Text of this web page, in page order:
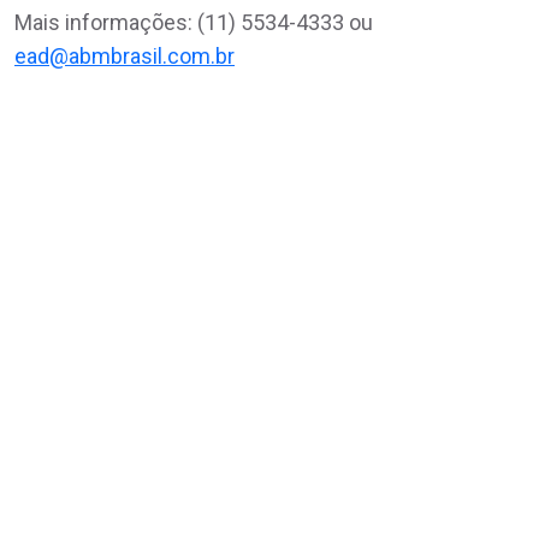
Mais informações: (11) 5534-4333 ou
ead@abmbrasil.com.br